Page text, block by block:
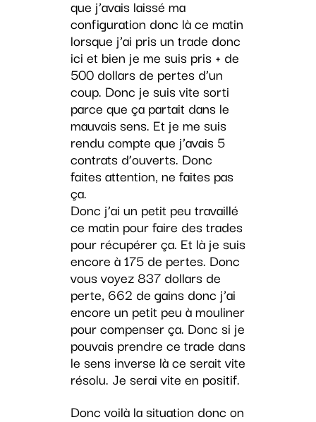
que j’avais laissé ma
configuration donc là ce matin
lorsque j’ai pris un trade donc
ici et bien je me suis pris + de
500 dollars de pertes d’un
coup. Donc je suis vite sorti
parce que ça partait dans le
mauvais sens. Et je me suis
rendu compte que j’avais 5
contrats d’ouverts. Donc
faites attention, ne faites pas
ça.
Donc j’ai un petit peu travaillé
ce matin pour faire des trades
pour récupérer ça. Et là je suis
encore à 175 de pertes. Donc
vous voyez 837 dollars de
perte, 662 de gains donc j’ai
encore un petit peu à mouliner
pour compenser ça. Donc si je
pouvais prendre ce trade dans
le sens inverse là ce serait vite
résolu. Je serai vite en positif.
Donc voilà la situation donc on